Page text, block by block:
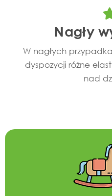
Nagły
W nagłych
dyspozycji różne
nad